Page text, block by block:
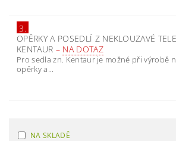
3.
OPĚRKY A POSEDLÍ Z NEKLOUZAVÉ
KENTAUR – NA DOTAZ
Pro sedla zn. Kentaur je možné při výrobě
opěrky a...
NA SKLADĚ